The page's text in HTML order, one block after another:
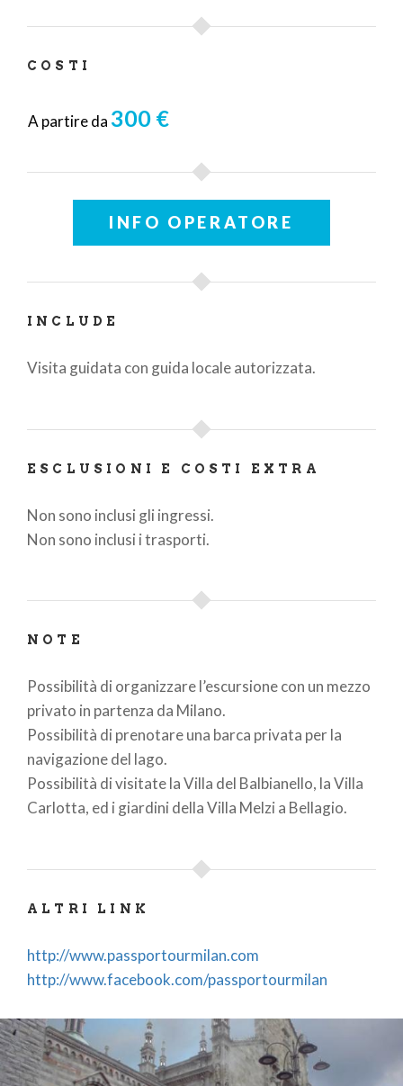
COSTI
A partire da 300 €
INFO OPERATORE
INCLUDE
Visita guidata con guida locale autorizzata.
ESCLUSIONI E COSTI EXTRA
Non sono inclusi gli ingressi.
Non sono inclusi i trasporti.
NOTE
Possibilità di organizzare l’escursione con un mezzo
privato in partenza da Milano.
Possibilità di prenotare una barca privata per la
navigazione del lago.
Possibilità di visitate la Villa del Balbianello, la Villa
Carlotta, ed i giardini della Villa Melzi a Bellagio.
ALTRI LINK
http://www.passportourmilan.com
http://www.facebook.com/passportourmilan